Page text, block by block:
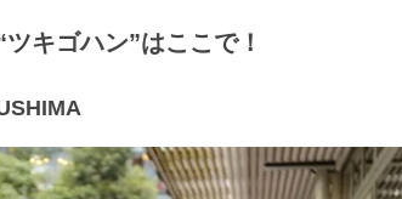
キゴハン”はここで！